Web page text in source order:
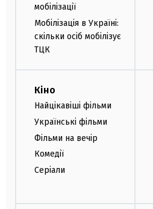
мобілізації
Мобілізація в Україні:
скільки осіб мобілізує
ТЦК
Кіно
Найцікавіші фільми
Українські фільми
Фільми на вечір
Комедії
Серіали